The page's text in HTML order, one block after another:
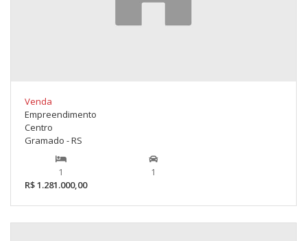
Venda
Empreendimento
Centro
Gramado - RS
1
1
R$ 1.281.000,00